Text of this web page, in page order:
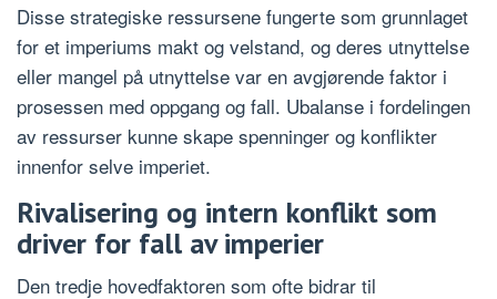
Disse strategiske ressursene fungerte som grunnlaget
for et imperiums makt og velstand, og deres utnyttelse
eller mangel på utnyttelse var en avgjørende faktor i
prosessen med oppgang og fall. Ubalanse i fordelingen
av ressurser kunne skape spenninger og konflikter
innenfor selve imperiet.
Rivalisering og intern konflikt som
driver for fall av imperier
Den tredje hovedfaktoren som ofte bidrar til